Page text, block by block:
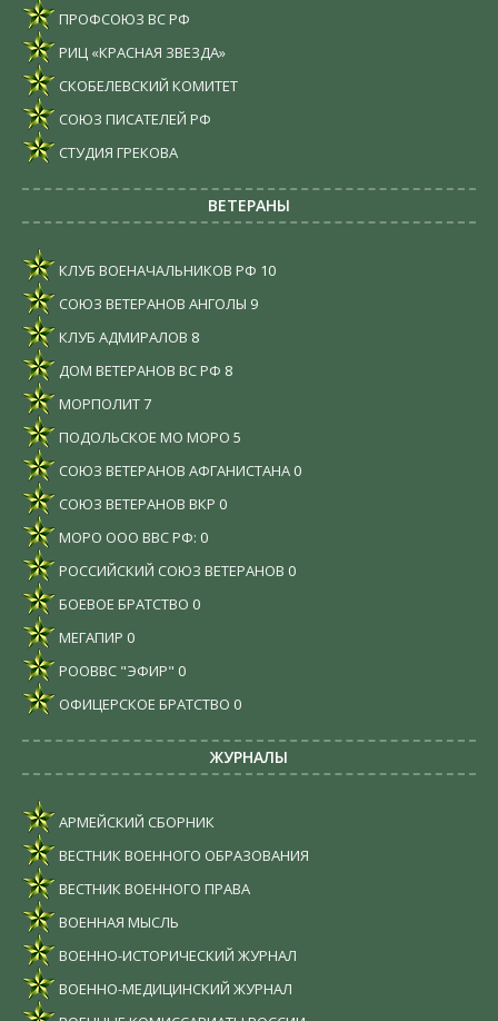
ПРОФСОЮЗ ВС РФ
РИЦ «КРАСНАЯ ЗВЕЗДА»
СКОБЕЛЕВСКИЙ КОМИТЕТ
СОЮЗ ПИСАТЕЛЕЙ РФ
СТУДИЯ ГРЕКОВА
ВЕТЕРАНЫ
КЛУБ ВОЕНАЧАЛЬНИКОВ РФ 10
СОЮЗ ВЕТЕРАНОВ АНГОЛЫ 9
КЛУБ АДМИРАЛОВ 8
ДОМ ВЕТЕРАНОВ ВС РФ 8
МОРПОЛИТ7
ПОДОЛЬСКОЕ МО МОРО 5
СОЮЗ ВЕТЕРАНОВ АФГАНИСТАНА 0
СОЮЗ ВЕТЕРАНОВ ВКР 0
МОРО ООО ВВС РФ: 0
РОССИЙСКИЙ СОЮЗ ВЕТЕРАНОВ 0
БОЕВОЕ БРАТСТВО 0
МЕГАПИР 0
РООВВС "ЭФИР" 0
ОФИЦЕРСКОЕ БРАТСТВО 0
ЖУРНАЛЫ
АРМЕЙСКИЙ СБОРНИК
ВЕСТНИК ВОЕННОГО ОБРАЗОВАНИЯ
ВЕСТНИК ВОЕННОГО ПРАВА
ВОЕННАЯ МЫСЛЬ
ВОЕННО-ИСТОРИЧЕСКИЙ ЖУРНАЛ
ВОЕННО-МЕДИЦИНСКИЙ ЖУРНАЛ